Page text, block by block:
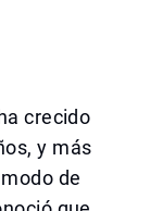
crecido
y más
de